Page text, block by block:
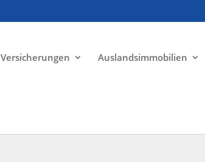
Versicherungen Auslandsimmobilien